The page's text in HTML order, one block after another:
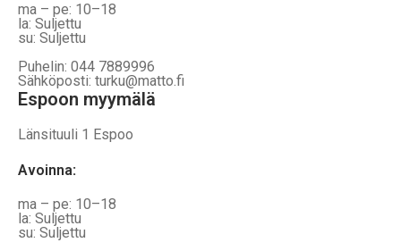
ma – pe: 10–18
la: Suljettu
su: Suljettu
Puhelin: 044 7889996
Sähköposti: turku@matto.fi
Espoon myymälä
Länsituuli 1 Espoo
Avoinna:
ma – pe: 10–18
la: Suljettu
su: Suljettu